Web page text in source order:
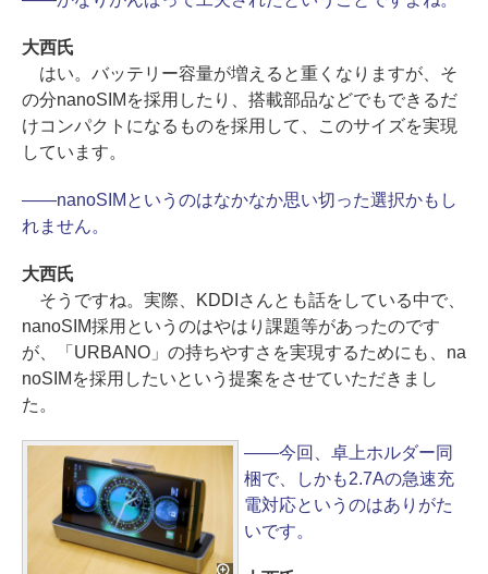
大西氏
はい。バッテリー容量が増えると重くなりますが、そ
の分nanoSIMを採用したり、搭載部品などでもできるだ
けコンパクトになるものを採用して、このサイズを実現
しています。
――nanoSIMというのはなかなか思い切った選択かもし
れません。
大西氏
そうですね。実際、KDDIさんとも話をしている中で、
nanoSIM採用というのはやはり課題等があったのです
が、「URBANO」の持ちやすさを実現するためにも、na
noSIMを採用したいという提案をさせていただきまし
た。
――今回、卓上ホルダー同
梱で、しかも2.7Aの急速充
電対応というのはありがた
いです。